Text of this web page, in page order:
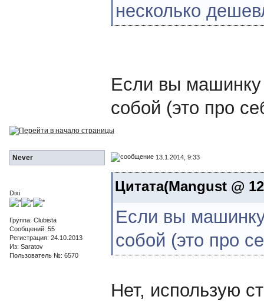
несколько
Если вы машинку
собой (это про
Never 13.1.2014, 9:33
Dixi
Группа: Clubista
Сообщений: 55
Регистрация: 24.10.2013
Из: Saratov
Пользователь №: 6570
Цитата(Mangust @
Если вы
собой (это про
Нет, использую